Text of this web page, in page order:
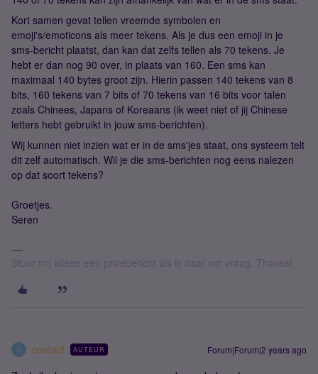
Kort samen gevat tellen vreemde symbolen en
emoji's/emoticons als meer tekens. Als je dus een emoji in je
sms-bericht plaatst, dan kan dat zelfs tellen als 70 tekens. Je
hebt er dan nog 90 over, in plaats van 160. Een sms kan
maximaal 140 bytes groot zijn. Hierin passen 140 tekens van 8
bits, 160 tekens van 7 bits of 70 tekens van 16 bits voor talen
zoals Chinees, Japans of Koreaans (ik weet niet of jij Chinese
letters hebt gebruikt in jouw sms-berichten).
Wij kunnen niet inzien wat er in de sms'jes staat, ons systeem telt
dit zelf automatisch. Wil je die sms-berichten nog eens nalezen
op dat soort tekens?
​Groetjes.
Seren
Stuur mij alleen een privébericht als ik daar om vraag. Thanks!
C contact AUTEUR Forum|Forum|2 years ago